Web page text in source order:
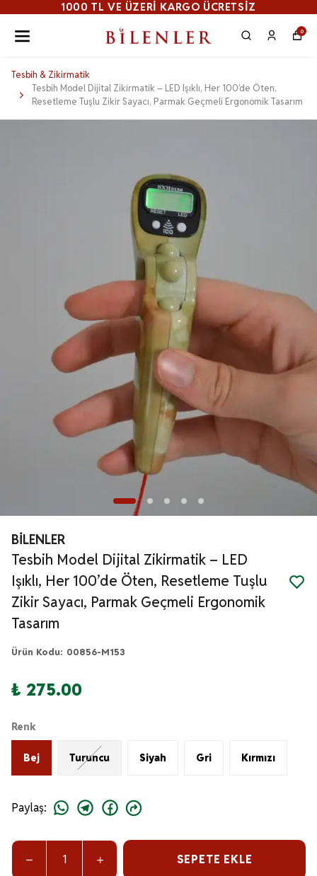
1000 TL VE ÜZERI KARGO ÜCRETSİZ
0
Tesbih & Zikirmatik
Tesbih Model Dijital Zikirmatik – LED Işıklı, Her 100’de Öten,
Resetleme Tuşlu Zikir Sayacı, Parmak Geçmeli Ergonomik Tasarım
BİLENLER
Tesbih Model Dijital Zikirmatik – LED
Işıklı, Her 100’de Öten, Resetleme Tuşlu
Zikir Sayacı, Parmak Geçmeli Ergonomik
Tasarım
Ürün Kodu: 00856-M153
₺ 275.00
Renk
Bej Turuncu Siyah Gri Kırmızı
Paylaş:
SEPETE EKLE